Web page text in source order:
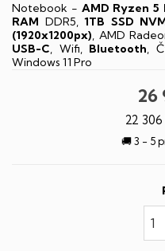
Notebook - AMD Ryzen 5
RAM DDR5,1TB SSD
(1920x1200px), AMD
USB-C, Wifi, Bluetooth,
Windows 11 Pro
26
22
🚚 3 - 5